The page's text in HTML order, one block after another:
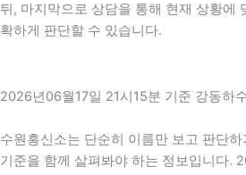
뒤, 마지막으로 상담을 통해 현재 상황에
확하게 판단할 수 있습니다.
2026년06월17일 21시15분 기준 강동하
수원흥신소는 단순히 이름만 보고 판단
기준을 함께 살펴봐야 하는 정보입니다.